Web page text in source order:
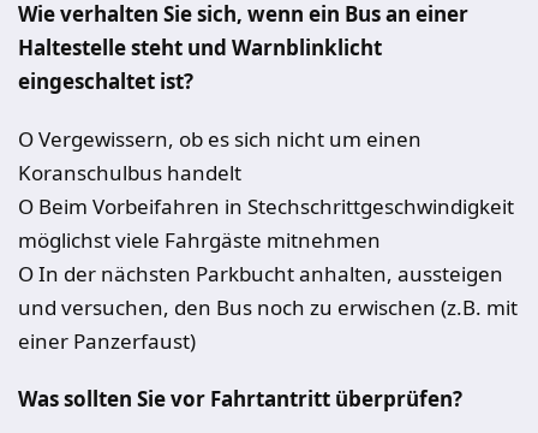
Wie verhalten Sie sich, wenn ein Bus an einer
Haltestelle steht und Warnblinklicht
eingeschaltet ist?
O Vergewissern, ob es sich nicht um einen
Koranschulbus handelt
O Beim Vorbeifahren in Stechschrittgeschwindigkeit
möglichst viele Fahrgäste mitnehmen
O In der nächsten Parkbucht anhalten, aussteigen
und versuchen, den Bus noch zu erwischen (z.B. mit
einer Panzerfaust)
Was sollten Sie vor Fahrtantritt überprüfen?